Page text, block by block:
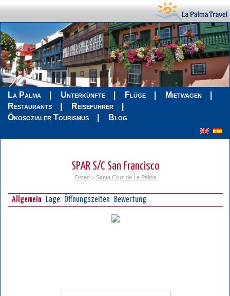
La Palma Unterkünfte Flüge
Mietwagen
Restaurants
Reiseführer
Ökosozialer Tourismus
Blog
SPAR S/C San Francisco
Osten > Santa Cruz de La Palma
Allgemein Lage Öffnungszeiten Bewertung